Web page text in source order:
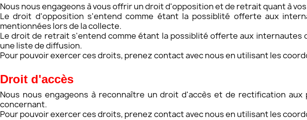
Nous nous engageons à vous offrir un droit d'opposition et de retrait quant à
Le droit d'opposition s'entend comme étant la possiblité offerte aux
mentionnées lors de la collecte.
Le droit de retrait s'entend comme étant la possiblité offerte aux internautes
une liste de diffusion.
Pour pouvoir exercer ces droits, prenez contact avec nous en utilisant les
Droit d'accès
Nous nous engageons à reconnaître un droit d'accès et de rectification
concernant.
Pour pouvoir exercer ces droits, prenez contact avec nous en utilisant les